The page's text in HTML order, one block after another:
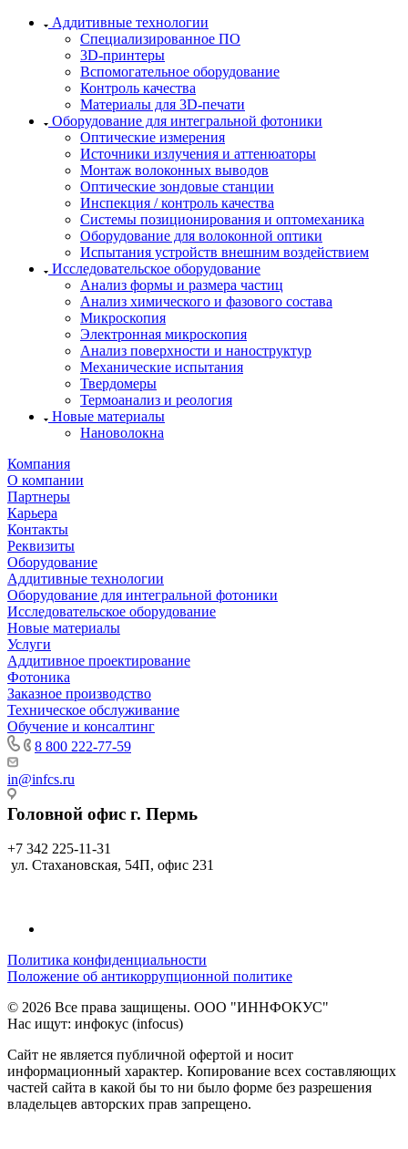
Аддитивные технологии
Специализированное ПО
3D-принтеры
Вспомогательное оборудование
Контроль качества
Материалы для 3D-печати
Оборудование для интегральной фотоники
Оптические измерения
Источники излучения и аттенюаторы
Монтаж волоконных выводов
Оптические зондовые станции
Инспекция / контроль качества
Системы позиционирования и оптомеханика
Оборудование для волоконной оптики
Испытания устройств внешним воздействием
Исследовательское оборудование
Анализ формы и размера частиц
Анализ химического и фазового состава
Микроскопия
Электронная микроскопия
Анализ поверхности и наноструктур
Механические испытания
Твердомеры
Термоанализ и реология
Новые материалы
Нановолокна
Компания
О компании
Партнеры
Карьера
Контакты
Реквизиты
Оборудование
Аддитивные технологии
Оборудование для интегральной фотоники
Исследовательское оборудование
Новые материалы
Услуги
Аддитивное проектирование
Фотоника
Заказное производство
Техническое обслуживание
Обучение и консалтинг
8 800 222-77-59
in@infcs.ru
Головной офис г. Пермь
+7 342 225-11-31
ул. Стахановская, 54П, офис 231
Политика конфиденциальности
Положение об антикоррупционной политике
© 2026 Все права защищены. ООО "ИННФОКУС"
Нас ищут: инфокус (infocus)
Сайт не является публичной офертой и носит
информационный характер. Копирование всех составляющих
частей сайта в какой бы то ни было форме без разрешения
владельцев авторских прав запрещено.